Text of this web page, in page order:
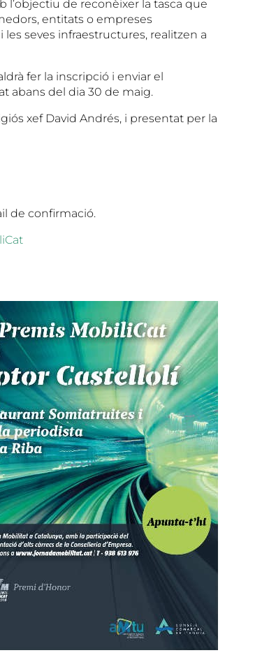
de reconèixer la tasca que
entitats o empreses
seves infraestructures, realitzen a
fer la inscripció i enviar el
abans del dia 30 de maig.
xef David Andrés, i presentat per la
de confirmació.